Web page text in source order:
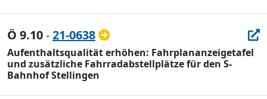
Ö 9.10-21-0638
Aufenthaltsqualität erhöhen: Fahrplananzeigetafel
und zusätzliche Fahrradabstellplätze für den S-
Bahnhof Stellingen